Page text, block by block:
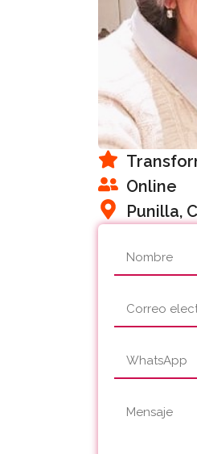
Online
Punilla,